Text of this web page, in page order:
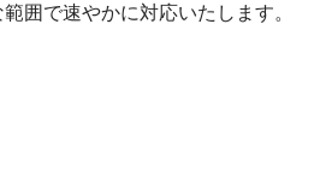
囲で速やかに対応いたします。